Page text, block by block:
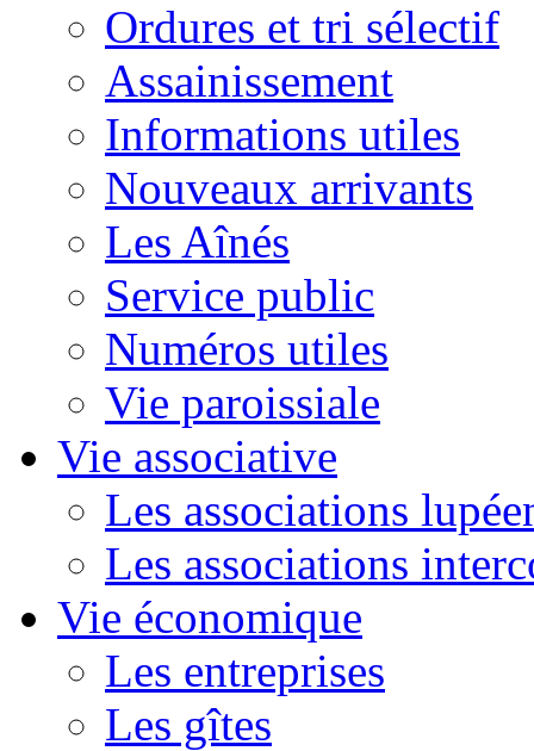
Ordures et tri sélectif
Assainissement
Informations utiles
Nouveaux arrivants
Les Aînés
Service public
Numéros utiles
Vie paroissiale
Vie associative
Les associations
Les associations
Vie économique
Les entreprises
Les gîtes